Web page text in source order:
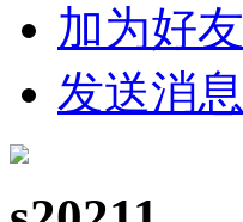
加为好友
发送消息